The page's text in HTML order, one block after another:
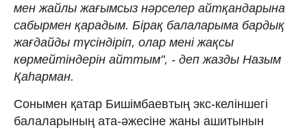
мен жайлы жағымсыз нәрселер айтқандарына
сабырмен қарадым. Бірақ балаларыма бардық
жағдайды түсіндіріп, олар мені жақсы
көрмейтіндерін айттым", - деп жазды Назым
Қаһарман.
Сонымен қатар Бишімбаевтың экс-келіншегі
балаларының ата-әжесіне жаны ашитынын